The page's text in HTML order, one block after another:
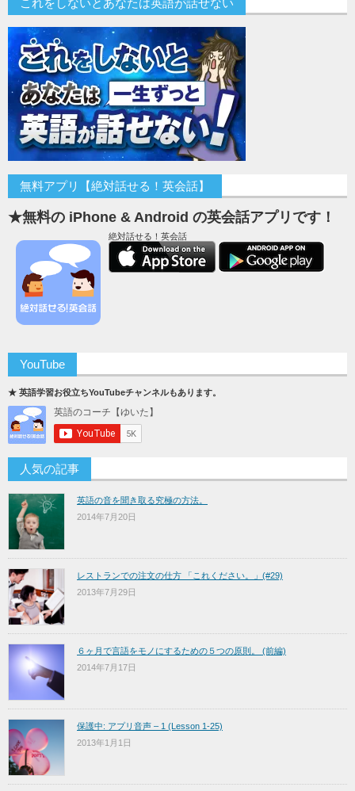
これをしないとあなたは英語が話せない
無料アプリ【絶対話せる！英会話】
★無料の iPhone & Android の英会話アプリです！
絶対話せる！英会話
YouTube
★ 英語学習お役立ちYouTubeチャンネルもあります。
人気の記事
英語の音を聞き取る究極の方法。
2014年7月20日
レストランでの注文の仕方 「これください。」(#29)
2013年7月29日
６ヶ月で言語をモノにするための５つの原則。 (前編)
2014年7月17日
保護中: アプリ音声 – 1 (Lesson 1-25)
2013年1月1日